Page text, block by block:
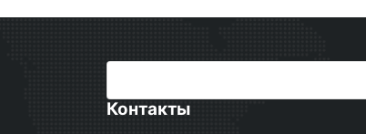
Контакты